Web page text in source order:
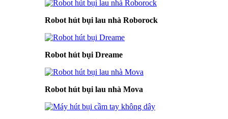
Robot hút bụi lau nhà Roborock
Robot hút bụi Dreame
Robot hút bụi lau nhà Mova